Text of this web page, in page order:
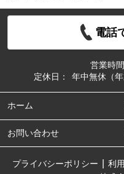
電話
営業時間
定休日：
年中無休（
ホーム
お問い合わせ
プライバシーポリシー 利